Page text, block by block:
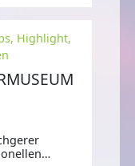
Highlight,